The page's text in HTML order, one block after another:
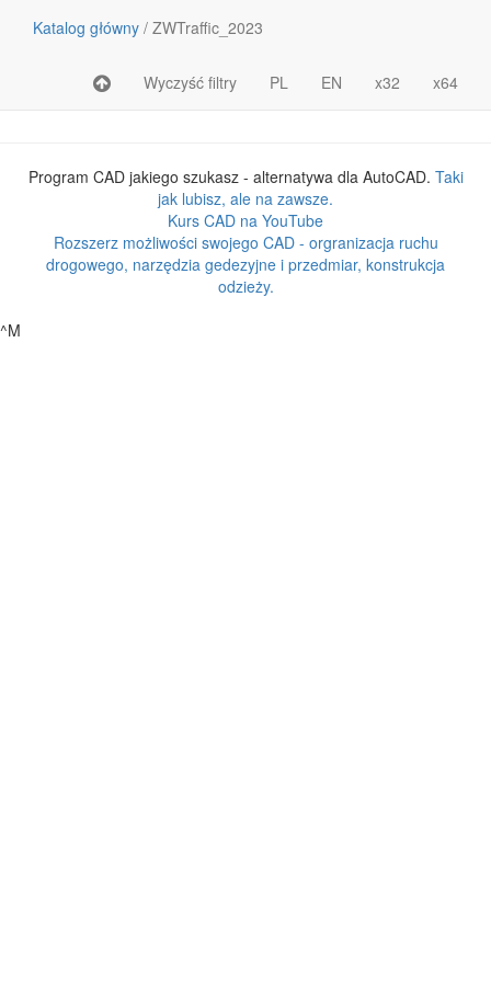
Katalog główny / ZWTraffic_2023
Wyczyść filtry PL EN x32 x64
Nazwa pliku lub katalogu
Program CAD jakiego szukasz - alternatywa dla AutoCAD. Taki
jak lubisz, ale na zawsze.
Kurs CAD na YouTube
Rozszerz możliwości swojego CAD - orgranizacja ruchu
drogowego, narzędzia gedezyjne i przedmiar, konstrukcja
odzieży.
^M